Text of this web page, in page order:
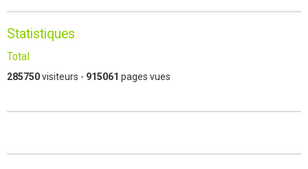
Statistiques
Total
285750visiteurs - 915061 pages vues